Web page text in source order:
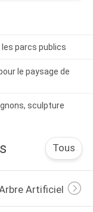
parcs publics
le paysage de
sculpture
Tous
Artificiel